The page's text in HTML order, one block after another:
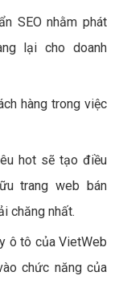
SEO nhằm phát
lại cho doanh
hàng trong việc
hot sẽ tạo điều
trang web bán
chăng nhất.
ô tô của VietWeb
chức năng của